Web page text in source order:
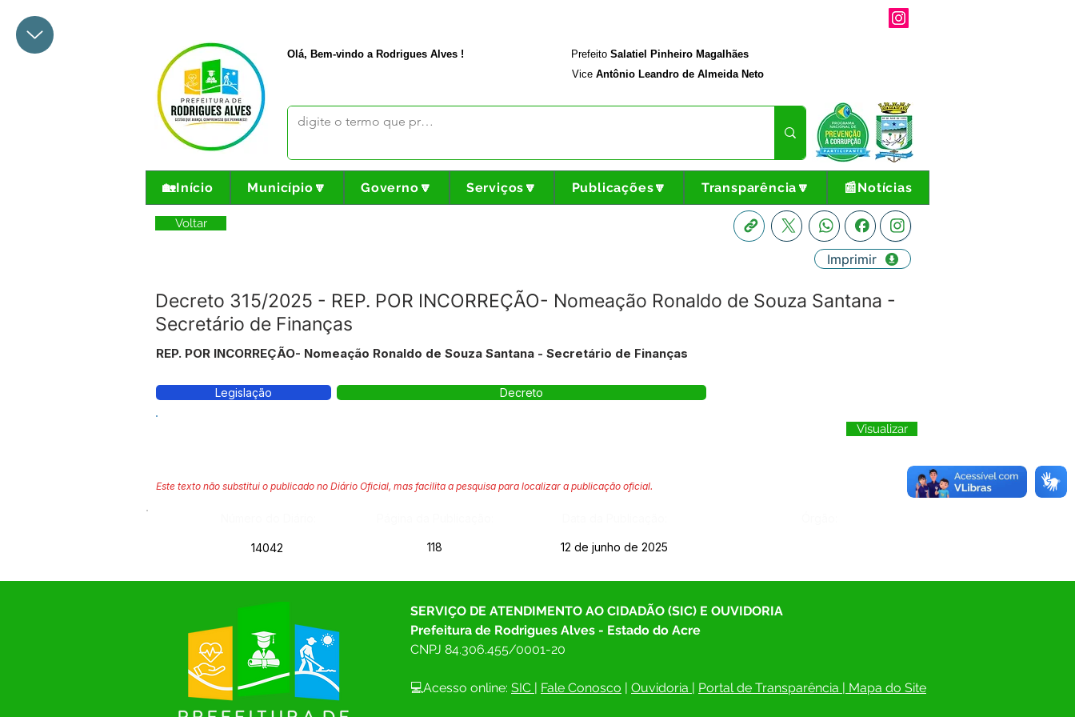
Olá, Bem-vindo a Rodrigues Alves ! Prefeito Salatiel Pinheiro Magalhães
Vice Antônio Leandro de Almeida Neto
🏡Início Município🔽 Governo🔽 Serviços🔽 Publicações🔽 Transparência🔽 📰Notícias
Voltar
Decreto 315/2025 - REP. POR INCORREÇÃO- Nomeação Ronaldo de Souza Santana -
Secretário de Finanças
Imprimir
REP. POR INCORREÇÃO- Nomeação Ronaldo de Souza Santana - Secretário de Finanças
Legislação Decreto
Visualizar
Este texto não substitui o publicado no Diário Oficial, mas facilita a pesquisa para localizar a publicação oficial.
14042 118 12 de junho de 2025
SERVIÇO DE ATENDIMENTO AO CIDADÃO (SIC) E OUVIDORIA
Prefeitura de Rodrigues Alves - Estado do Acre
CNPJ 84.306.455/0001-20
💻Acesso online: SIC | Fale Conosco | Ouvidoria | Portal de Transparência | Mapa do Site